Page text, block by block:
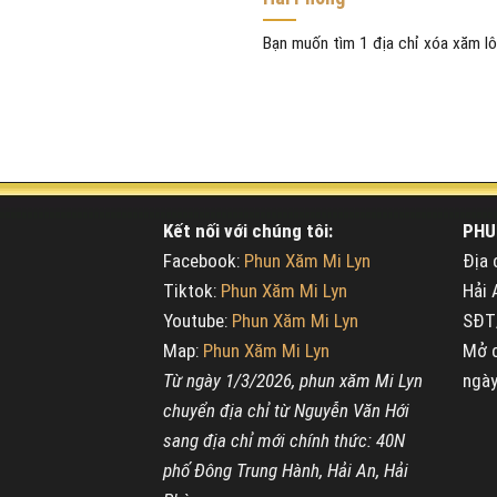
Bạn muốn tìm 1 địa chỉ xóa xăm
Kết nối với chúng tôi:
Facebook: Phun Xăm Mi Lyn
Tiktok: Phun Xăm Mi Lyn
Youtube: Phun Xăm Mi Lyn
Map: Phun Xăm Mi Lyn
Từ ngày 1/3/2026, phun xăm Mi Lyn
chuyển địa chỉ từ Nguyễn Văn Hới
sang địa chỉ mới chính thức: 40N
phố Đông Trung Hành, Hải An, Hải
Địa
Hải
Mở